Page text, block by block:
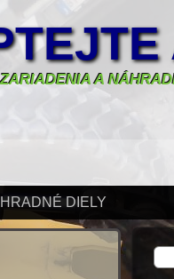
ZARIADENIA A
DIELY